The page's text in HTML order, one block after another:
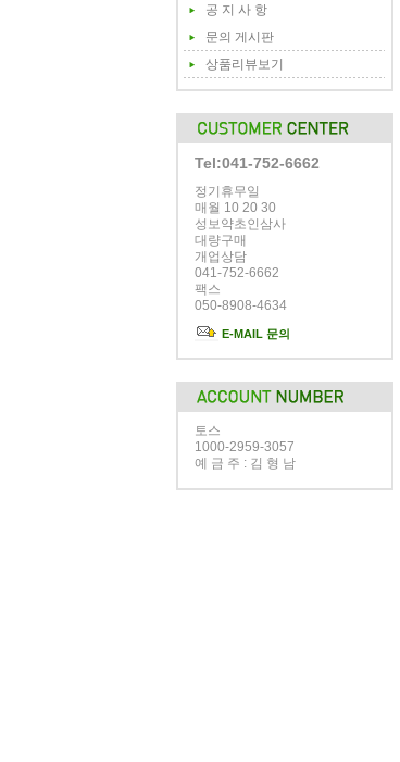
공 지 사 항
문의 게시판
상품리뷰보기
Tel:041-752-6662
정기휴무일
매월 10 20 30
성보약초인삼사
대량구매
개업상담
041-752-6662
팩스
050-8908-4634
E-MAIL 문의
토스
1000-2959-3057
예 금 주 : 김 형 남